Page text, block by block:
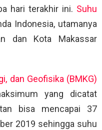
hari terakhir ini. Suhu
Indonesia, utamanya
dan Kota Makassar
dan Geofisika (BMKG)
yang dicatat
bisa mencapai 37
2019 sehingga suhu